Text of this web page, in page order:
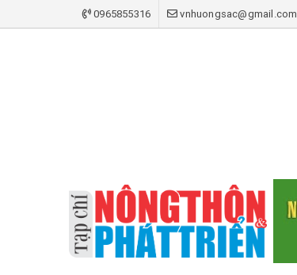
0965855316 vnhuongsac@gmail.com